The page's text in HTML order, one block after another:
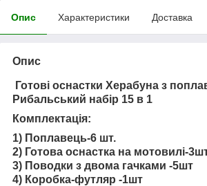
Опис Характеристики Доставка
Опис
Готові оснастки Херабуна з
Рибальський набір 15 в 1
Комплектація:
1) Поплавець-6 шт.
2) Готова оснастка на мотовилі-
3) Поводки з двома гачками -5шт
4) Коробка-футляр -1шт